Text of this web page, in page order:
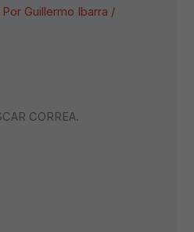
Por Guillermo Ibarra /
CORREA.